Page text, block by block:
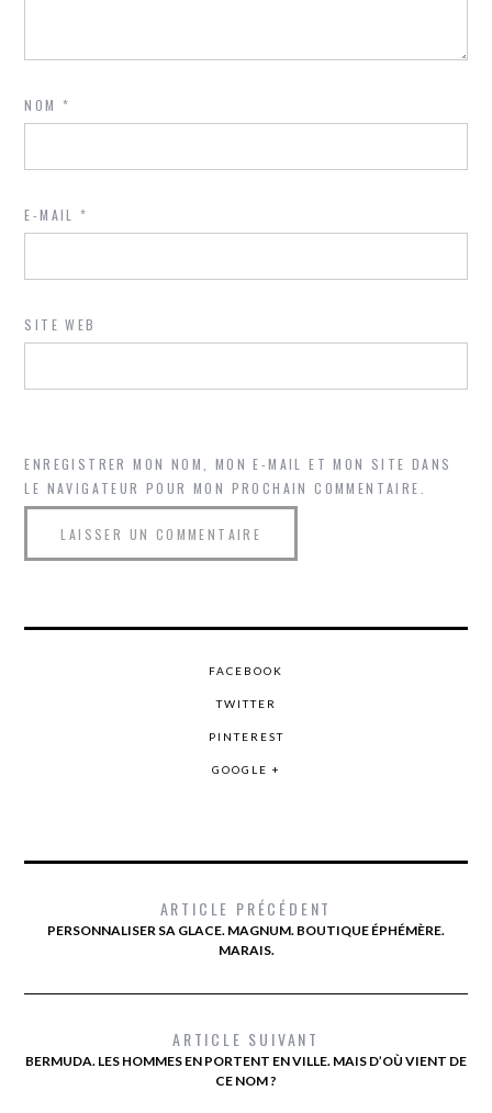
NOM*
E-MAIL*
SITE WEB
ENREGISTRER MON NOM, MON E-MAIL ET MON SITE DANS
LE NAVIGATEUR POUR MON PROCHAIN COMMENTAIRE.
FACEBOOK
TWITTER
PINTEREST
GOOGLE +
ARTICLE PRÉCÉDENT
PERSONNALISER SA GLACE. MAGNUM. BOUTIQUE ÉPHÉMÈRE.
MARAIS.
ARTICLE SUIVANT
BERMUDA. LES HOMMES EN PORTENT EN VILLE. MAIS D’OÙ VIENT DE
CE NOM ?